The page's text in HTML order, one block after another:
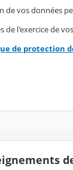
de vos données
de l'exercice de
de protection